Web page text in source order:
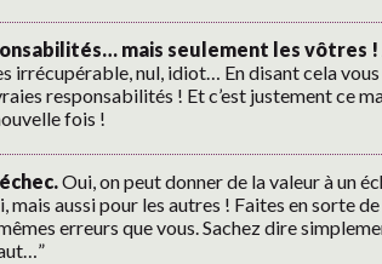
mais seulement les vôtres !
irrécupérable, nul, idiot… En disant cela
responsabilités ! Et c’est justement ce
fois !
Oui, on peut donner de la valeur à un
mais aussi pour les autres ! Faites en sorte
erreurs que vous. Sachez dire